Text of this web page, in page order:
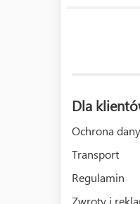
Dla
Ochrona
Transport
Regulamin
Zwroty i